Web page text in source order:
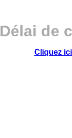
Délai de
Cliquez